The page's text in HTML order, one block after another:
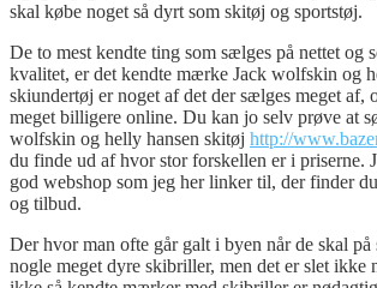
skal købe noget så dyrt som skitøj og sportstøj.
De to mest kendte ting som sælges på nettet og
kvalitet, er det kendte mærke Jack wolfskin og
skiundertøj er noget af det der sælges meget af,
meget billigere online. Du kan jo selv prøve at
wolfskin og helly hansen skitøj http://
du finde ud af hvor stor forskellen er i priserne.
god webshop som jeg her linker til, der finder
og tilbud.
Der hvor man ofte går galt i byen når de skal
nogle meget dyre skibriller, men det er slet ikke